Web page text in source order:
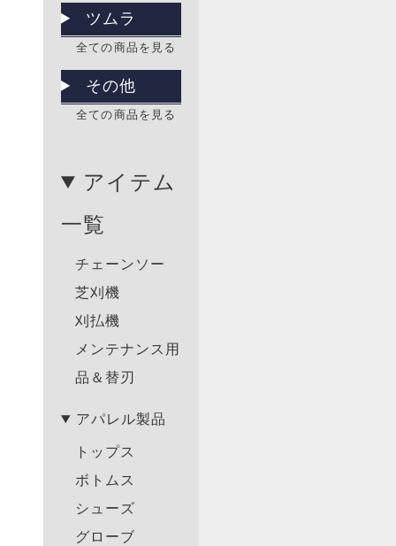
ツムラ
全ての商品を見る
その他
全ての商品を見る
アイテム
一覧
チェーンソー
芝刈機
刈払機
メンテナンス用
品＆替刃
アパレル製品
トップス
ボトムス
シューズ
グローブ